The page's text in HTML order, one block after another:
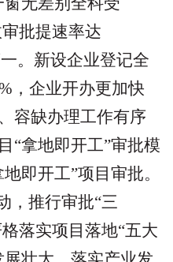
审批提速率达
。新设企业登记全
，企业开办更加快
容缺办理工作有序
“拿地即开工”审批模
地即开工”项目审批。
，推行审批“三
落实项目落地“五大